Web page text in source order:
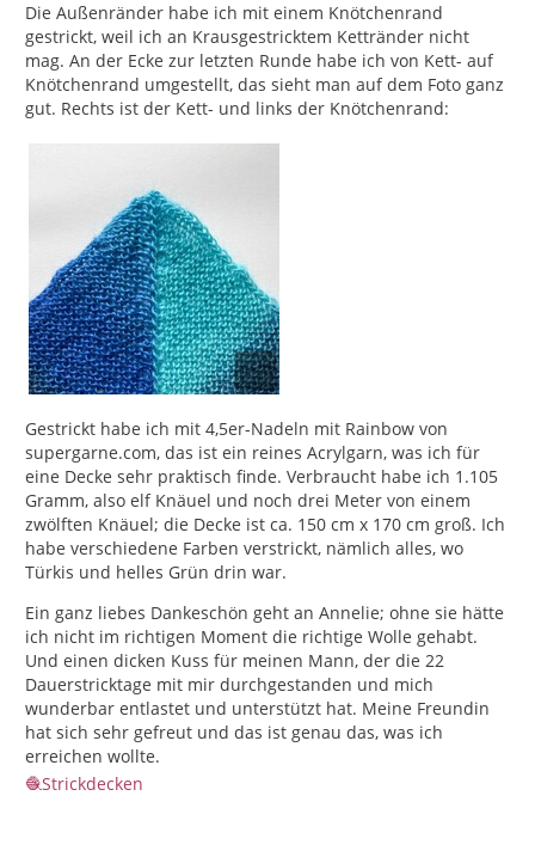
Die Außenränder habe ich mit einem Knötchenrand
gestrickt, weil ich an Krausgestricktem Kettränder nicht
mag. An der Ecke zur letzten Runde habe ich von Kett- auf
Knötchenrand umgestellt, das sieht man auf dem Foto ganz
gut. Rechts ist der Kett- und links der Knötchenrand:
Gestrickt habe ich mit 4,5er-Nadeln mit Rainbow von
supergarne.com, das ist ein reines Acrylgarn, was ich für
eine Decke sehr praktisch finde. Verbraucht habe ich 1.105
Gramm, also elf Knäuel und noch drei Meter von einem
zwölften Knäuel; die Decke ist ca. 150 cm x 170 cm groß. Ich
habe verschiedene Farben verstrickt, nämlich alles, wo
Türkis und helles Grün drin war.
Ein ganz liebes Dankeschön geht an Annelie; ohne sie hätte
ich nicht im richtigen Moment die richtige Wolle gehabt.
Und einen dicken Kuss für meinen Mann, der die 22
Dauerstricktage mit mir durchgestanden und mich
wunderbar entlastet und unterstützt hat. Meine Freundin
hat sich sehr gefreut und das ist genau das, was ich
erreichen wollte.
Strickdecken